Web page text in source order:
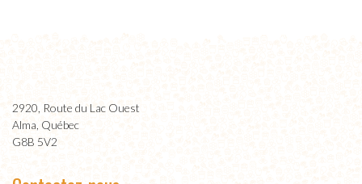
2920, Route du Lac Ouest
Alma, Québec
G8B 5V2